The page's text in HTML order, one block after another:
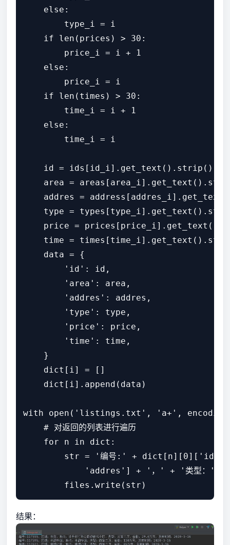
    else:
        type_i = i
    if len(prices) > 30:
        price_i = i + 1
    else:
        price_i = i
    if len(times) > 30:
        time_i = i + 1
    else:
        time_i = i
    id = ids[id_i].get_text().strip()
area =
addres =
type =
price =
time =
    data = {
        'id': id,
        'area': area,
        'addres': addres,
        'type': type,
        'price': price,
        'time': time,
    }
    dict[i] = []
    dict[i].append(data)
with open('listings.txt', 'a+',
    # 对返回的列表进行遍历
    for n in dict:
str = '编号:' + dict[n][0]['id']
'addres'] + '，' + '类型：'
结果：